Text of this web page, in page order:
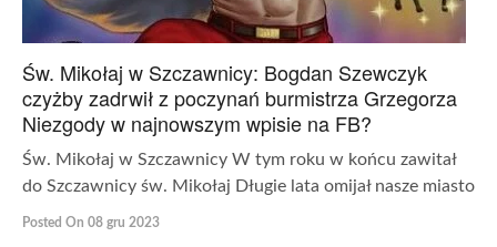
Św. Mikołaj w Szczawnicy: Bogdan Szewczyk
czyżby zadrwił z poczynań burmistrza Grzegorza
Niezgody w najnowszym wpisie na FB?
Św. Mikołaj w Szczawnicy W tym roku w końcu zawitał
do Szczawnicy św. Mikołaj Długie lata omijał nasze miasto
Posted On 08 gru 2023